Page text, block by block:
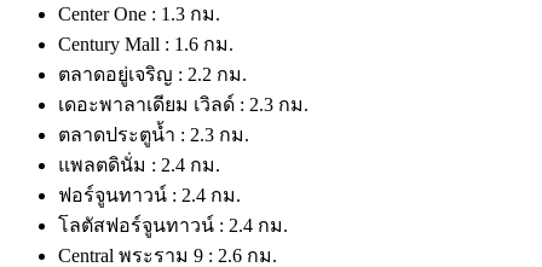
Center One : 1.3 กม.
Century Mall : 1.6 กม.
ตลาดอยู่เจริญ : 2.2 กม.
เดอะพาลาเดียม เวิลด์ : 2.3 กม.
ตลาดประตูน้ำ : 2.3 กม.
แพลตดินั่ม : 2.4 กม.
ฟอร์จูนทาวน์ : 2.4 กม.
โลตัสฟอร์จูนทาวน์ : 2.4 กม.
Central พระราม 9 : 2.6 กม.